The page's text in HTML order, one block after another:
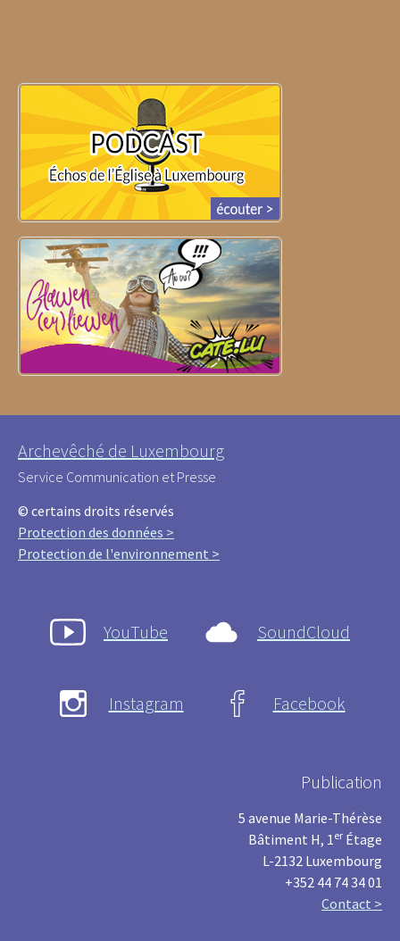
Archevêché de Luxembourg
Service Communication et Presse
© certains droits réservés
Protection des données >
Protection de l'environnement >
YouTube SoundCloud
Instagram Facebook
Publication
5 avenue Marie-Thérèse
Bâtiment H, 1 er Étage
L-2132 Luxembourg
+352 44 74 34 01
Contact >